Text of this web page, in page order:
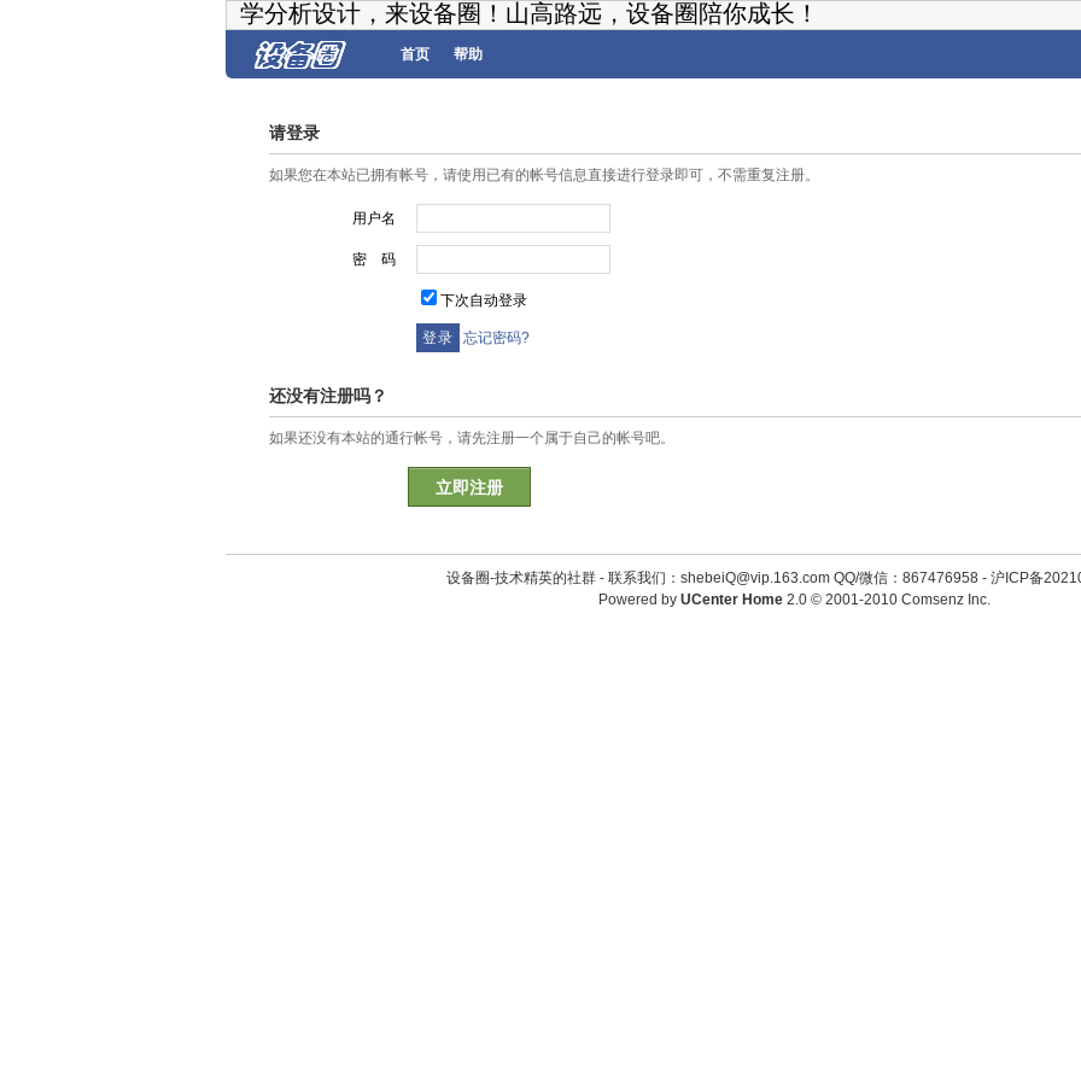
学分析设计，来设备圈！山高路远，设备圈陪你成长！
首页 帮助
请登录
如果您在本站已拥有帐号，请使用已有的帐号信息直接进行登录即可，不需重复注册。
用户名
密 码
下次自动登录
忘记密码?
还没有注册吗？
如果还没有本站的通行帐号，请先注册一个属于自己的帐号吧。
立即注册
设备圈-技术精英的社群 - 联系我们：shebeiQ@vip.163.com QQ/微信：867476958- 沪ICP备
Powered by UCenter Home 2.0© 2001-2010 Comsenz Inc.